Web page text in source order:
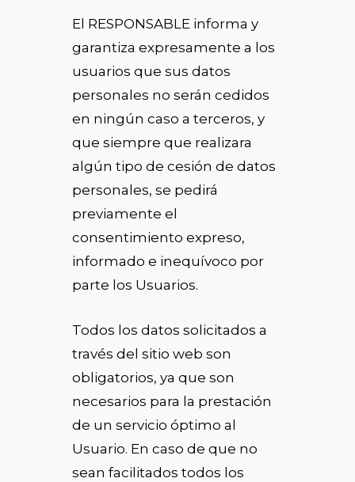
El RESPONSABLE informa y
garantiza expresamente a los
usuarios que sus datos
personales no serán cedidos
en ningún caso a terceros, y
que siempre que realizara
algún tipo de cesión de datos
personales, se pedirá
previamente el
consentimiento expreso,
informado e inequívoco por
parte los Usuarios.
Todos los datos solicitados a
través del sitio web son
obligatorios, ya que son
necesarios para la prestación
de un servicio óptimo al
Usuario. En caso de que no
sean facilitados todos los